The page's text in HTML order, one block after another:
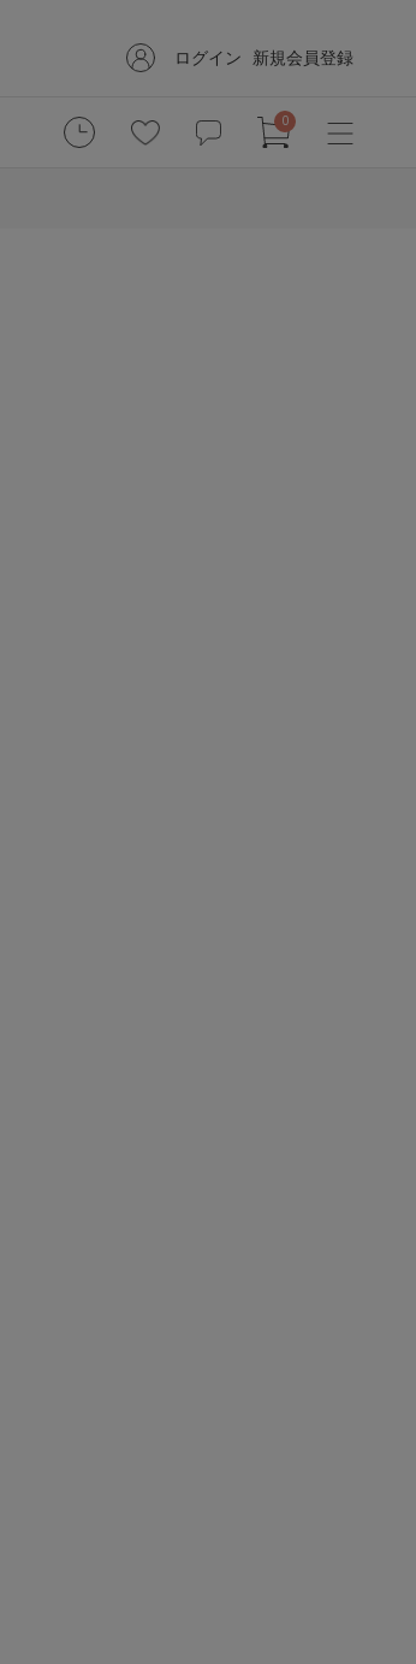
ログイン 新規会員登録
0